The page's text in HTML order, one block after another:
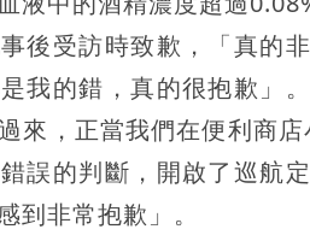
後受訪時致歉，「真的
我的錯，真的很抱歉」
來，正當我們在便利商
誤的判斷，開啟了巡航
到非常抱歉」。